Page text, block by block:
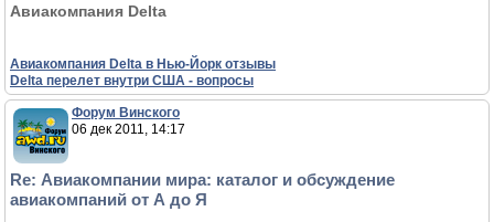
Авиакомпания Delta
Авиакомпания Delta в Нью-Йорк отзывы
Delta перелет внутри США - вопросы
Форум Винского
06 дек 2011, 14:17
Re: Авиакомпании мира: каталог и обсуждение
авиакомпаний от А до Я